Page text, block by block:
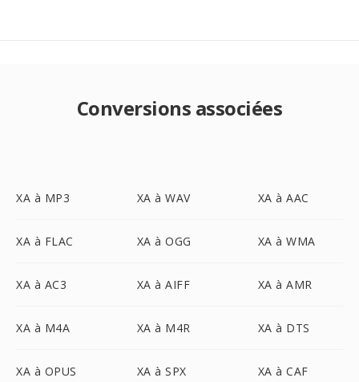
Conversions associées
XA à MP3 XA à WAV XA à AAC
XA à FLAC XA à OGG XA à WMA
XA à AC3 XA à AIFF XA à AMR
XA à M4A XA à M4R XA à DTS
XA à OPUS XA à SPX XA à CAF